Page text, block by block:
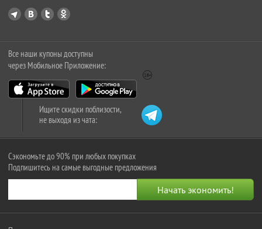
Все наши купоны доступны
через Мобильное Приложение:
Ищите скидки поблизости,
не выходя из чата:
Сэкономьте до 90% при любых покупках
Подпишитесь на самые выгодные предложения